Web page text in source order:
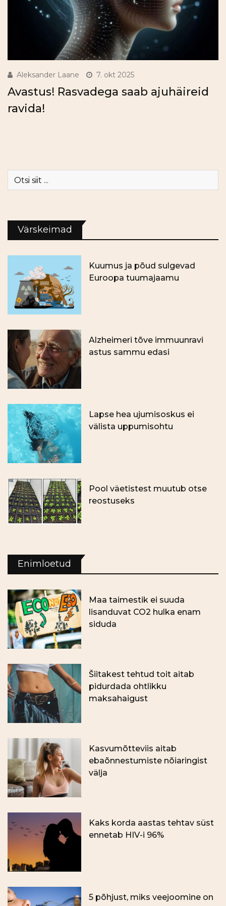
Aleksander Laane 7. okt 2025
Avastus! Rasvadega saab ajuhäireid
ravida!
Värskeimad
Kuumus ja põud sulgevad
Euroopa tuumajaamu
Alzheimeri tõve immuunravi
astus sammu edasi
Lapse hea ujumisoskus ei
välista uppumisohtu
Pool väetistest muutub otse
reostuseks
Enimloetud
Maa taimestik ei suuda
lisanduvat CO2 hulka enam
siduda
Šiitakest tehtud toit aitab
pidurdada ohtlikku
maksahaigust
Kasvumõtteviis aitab
ebaõnnestumiste nõiaringist
välja
Kaks korda aastas tehtav süst
ennetab HIV-i 96%
5 põhjust, miks veejoomine on